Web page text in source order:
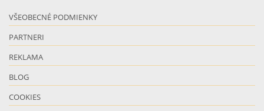
VŠEOBECNÉ PODMIENKY
PARTNERI
REKLAMA
BLOG
COOKIES